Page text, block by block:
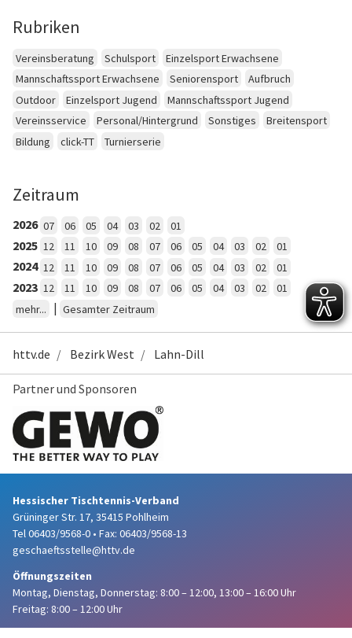
Rubriken
Vereinsberatung Schulsport
Einzelsport Erwachsene
Mannschaftssport Erwachsene
Seniorensport
Aufbruch
Outdoor
Einzelsport Jugend
Mannschaftssport Jugend
Vereinsservice
Personal/Hintergrund Sonstiges
Breitensport
Bildung
click-TT Turnierserie
Zeitraum
2026 07 06 05 04 03 02 01
2025 12 11 10 09 08 07 06 05 04 03 02 01
2024 12 11 10 09 08 07 06 05 04 03 02 01
2023 12 11 10 09 08 07 06 05 04 03 02
01
mehr...
| Gesamter Zeitraum
httv.de Bezirk West Lahn-Dill
Partner und Sponsoren
Hessischer Tischtennis-Verband
Grüninger Str. 17, 35415 Pohlheim
Tel 06403/9568-0 • Fax: 06403/9568-13
geschaeftsstelle@httv.de
Öffnungszeiten
Montag, Dienstag, Donnerstag: 8:00 – 12:00, 13:00 – 16:00 Uhr
Freitag: 8:00 – 12:00 Uhr